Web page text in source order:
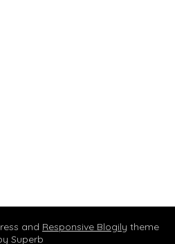
and Responsive Blogily theme
Superb